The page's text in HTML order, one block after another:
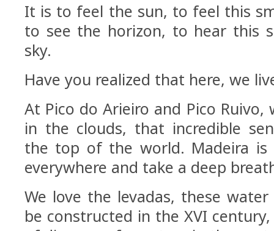
It is to feel the sun, to feel this
to see the horizon, to hear this
sky.
Have you realized that here, we
At Pico do Arieiro and Pico
in the clouds, that incredible
the top of the world. Madeira is
everywhere and take a deep
We love the levadas, these
be constructed in the XVI